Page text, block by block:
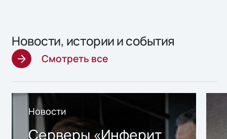
Новости, истории и события
Смотреть все
Новости
Серверы «Инферит